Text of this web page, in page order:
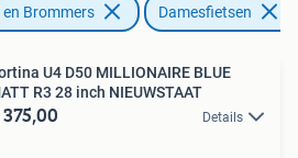
en Brommers Damesfietsen
U4 D50 MILLIONAIRE BLUE
R3 28 inch NIEUWSTAAT
Details